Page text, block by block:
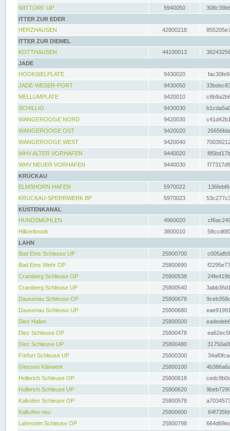
WITTORF UP
5940050
ITTER ZUR EDER
HERZHAUSEN
42800218
ITTER ZUR DIEMEL
KOTTHAUSEN
44100013
JADE
HOOKSIELPLATE
9430020
JADE-WESER-PORT
9430050
MELLUMPLATE
9420010
SCHILLIG
9430030
WANGEROOGE NORD
9420030
WANGEROOGE OST
9420020
WANGEROOGE WEST
9420040
WHV ALTER VORHAFEN
9440020
WHV NEUER VORHAFEN
9440030
KRÜCKAU
ELMSHORN HAFEN
5970022
KRÜCKAU-SPERRWERK BP
5970023
KÜSTENKANAL
HUNDSMÜHLEN
4960020
Hilkenbrook
3800010
LAHN
Bad Ems Schleuse UP
25800700
Bad Ems Wehr OP
25800690
Cramberg Schleuse OP
25800538
Cramberg Schleuse UP
25800540
Dausenau Schleuse OP
25800678
Dausenau Schleuse UP
25800680
Diez Hafen
25800500
Diez Schleuse OP
25800478
Diez Schleuse UP
25800480
Fürfurt Schleuse UP
25800300
Giessen Klärwerk
25800100
Hollerich Schleuse OP
25800618
Hollerich Schleuse UP
25800620
Kalkofen Schleuse OP
25800578
Kalkofen neu
25800600
Lahnstein Schleuse OP
25800798